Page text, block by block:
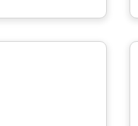
Condo/Appartement